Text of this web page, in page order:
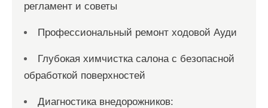
регламент и советы
Профессиональный ремонт ходовой Ауди
Глубокая химчистка салона с безопасной
обработкой поверхностей
Диагностика внедорожников: